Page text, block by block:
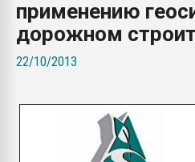
применению
дорожном
22/10/2013